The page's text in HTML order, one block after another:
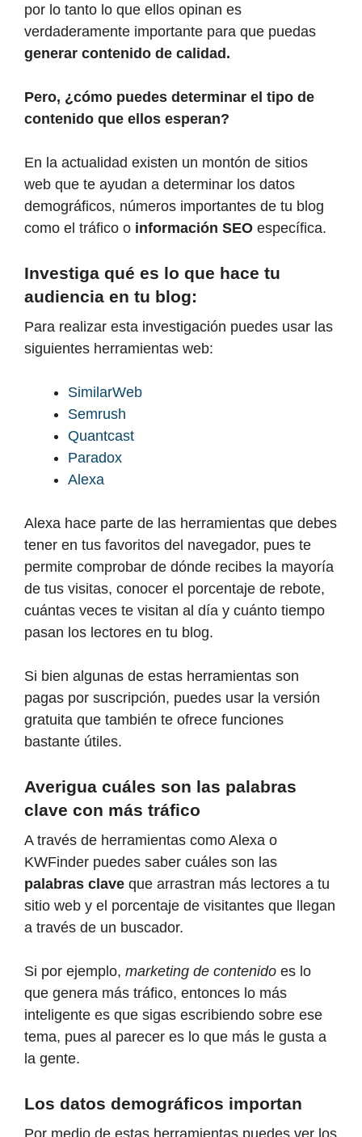
por lo tanto lo que ellos opinan es
verdaderamente importante para que puedas
generar contenido de calidad.
Pero, ¿cómo puedes determinar el tipo de
contenido que ellos esperan?
En la actualidad existen un montón de sitios
web que te ayudan a determinar los datos
demográficos, números importantes de tu blog
como el tráfico o información SEO específica.
Investiga qué es lo que hace tu
audiencia en tu blog:
Para realizar esta investigación puedes usar las
siguientes herramientas web:
SimilarWeb
Semrush
Quantcast
Paradox
Alexa
Alexa hace parte de las herramientas que debes
tener en tus favoritos del navegador, pues te
permite comprobar de dónde recibes la mayoría
de tus visitas, conocer el porcentaje de rebote,
cuántas veces te visitan al día y cuánto tiempo
pasan los lectores en tu blog.
Si bien algunas de estas herramientas son
pagas por suscripción, puedes usar la versión
gratuita que también te ofrece funciones
bastante útiles.
Averigua cuáles son las palabras
clave con más tráfico
A través de herramientas como Alexa o
KWFinder puedes saber cuáles son las
palabras clave que arrastran más lectores a tu
sitio web y el porcentaje de visitantes que llegan
a través de un buscador.
Si por ejemplo, marketing de contenido es lo
que genera más tráfico, entonces lo más
inteligente es que sigas escribiendo sobre ese
tema, pues al parecer es lo que más le gusta a
la gente.
Los datos demográficos importan
Por medio de estas herramientas puedes ver los